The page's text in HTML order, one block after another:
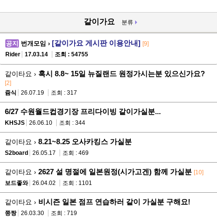
같이가요 분류
공지 번개모임 › [같이가요 게시판 이용안내] [9]
Rider
17.03.14 조회 : 54755
같이타요 › 혹시 8.8~ 15일 뉴질랜드 원정가시는분 있으신가요?
[2]
쥼식
26.07.19 조회 : 317
6/27 수원월드컵경기장 프리다이빙 같이가실분...
KHSJS 26.06.10 조회 : 344
같이타요 › 8.21~8.25 오사카킹스 가실분
S2board 26.05.17 조회 : 469
같이타요 › 2627 설 명절에 일본원정(시가고겐) 함께 가실분 [10]
보드좋와
26.04.02 조회 : 1101
같이타요 › 비시즌 일본 점프 연습하러 같이 가실분 구해요!
쯩짱 26.03.30 조회 : 719